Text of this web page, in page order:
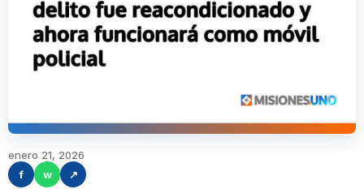
enero 21, 2026
f
w ↗